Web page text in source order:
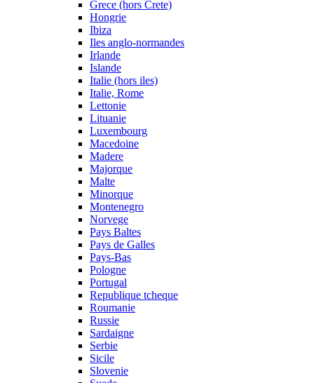
Grece (hors Crete)
Hongrie
Ibiza
Iles anglo-normandes
Irlande
Islande
Italie (hors iles)
Italie, Rome
Lettonie
Lituanie
Luxembourg
Macedoine
Madere
Majorque
Malte
Minorque
Montenegro
Norvege
Pays Baltes
Pays de Galles
Pays-Bas
Pologne
Portugal
Republique tcheque
Roumanie
Russie
Sardaigne
Serbie
Sicile
Slovenie